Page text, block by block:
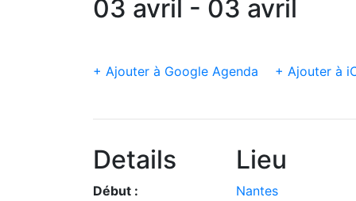
03 avril - 03 avril
+ Ajouter à Google Agenda + Ajouter à
Details
Début :
Lieu
Nantes